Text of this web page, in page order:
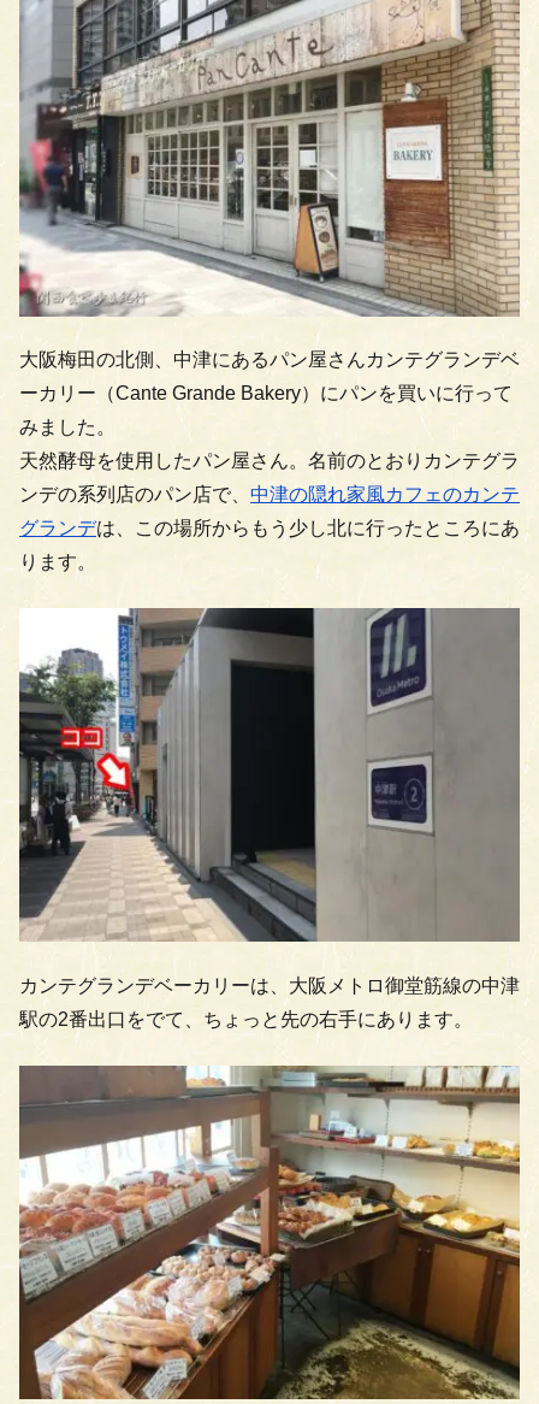
大阪梅田の北側、中津にあるパン屋さんカンテグランデベ
ーカリー（Cante Grande Bakery）にパンを買いに行って
みました。
天然酵母を使用したパン屋さん。名前のとおりカンテグラ
ンデの系列店のパン店で、 中津の隠れ家風カフェのカンテ
グランデは、この場所からもう少し北に行ったところにあ
ります。
カンテグランデベーカリーは、大阪メトロ御堂筋線の中津
駅の2番出口をでて、ちょっと先の右手にあります。